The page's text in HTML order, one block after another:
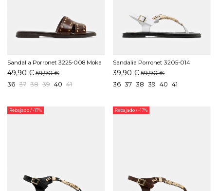
Sandalia Porronet 3225-008 Moka
49,90 €59,90 €
36 37 38 39 40 41
Sandalia Porronet 3205-014
Blanco
39,90 € 59,90 €
36 37 38 39 40 41
Rebajado/ -17% Rebajado/ -17%